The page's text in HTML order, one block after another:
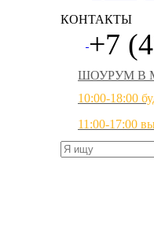
КОНТАКТЫ
+7
ШОУРУМ В
10:00-18:00
11:00-17:00